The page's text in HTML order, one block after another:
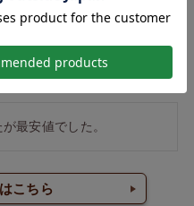
特大 100枚入～
最安値でした。
こちら